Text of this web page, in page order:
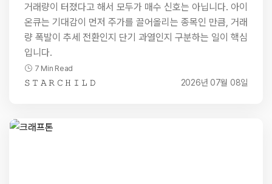
거래량이 터졌다고 해서 모두가 매수 신호는 아닙니다. 아이
온큐는 기대감이 먼저 주가를 끌어올리는 종목인 만큼, 거래
량 폭발이 추세 전환인지 단기 과열인지 구분하는 일이 핵심
입니다.
7 Min Read
𝚂 𝚃 𝙰 𝚁 𝙲 𝙷 𝙸 𝙻 𝙳 2026년 07월 08일